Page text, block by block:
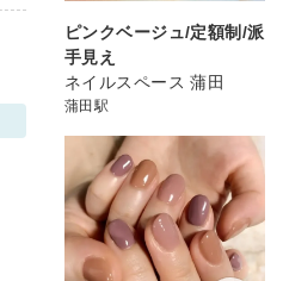
ピンクベージュ/定額制/派
手見え
ネイルスペース 蒲田
蒲田駅